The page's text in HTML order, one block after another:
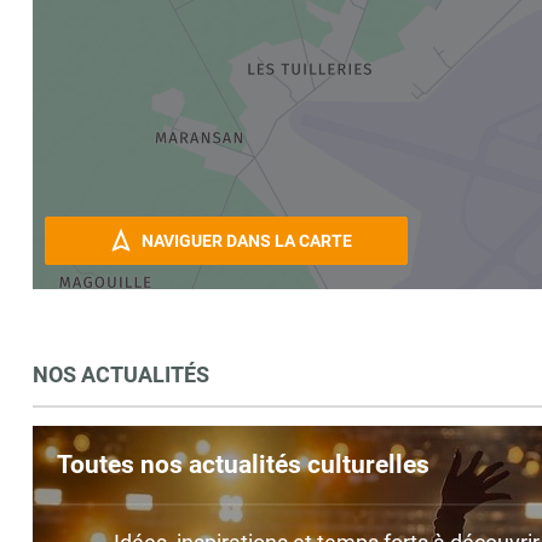
NAVIGUER DANS LA CARTE
NOS ACTUALITÉS
Toutes nos actualités culturelles